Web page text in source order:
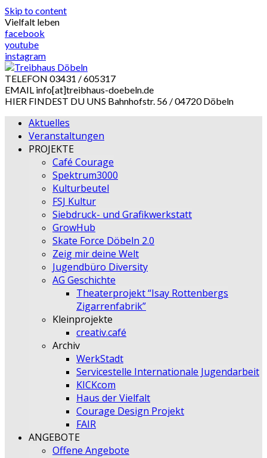
Skip to content
Vielfalt leben
facebook
youtube
instagram
TELEFON 03431 / 605317
EMAIL info[at]treibhaus-doebeln.de
HIER FINDEST DU UNS Bahnhofstr. 56 / 04720 Döbeln
Aktuelles
Veranstaltungen
PROJEKTE
Café Courage
Spektrum3000
Kulturbeutel
FSJ Kultur
Siebdruck- und Grafikwerkstatt
GrowHub
Skate Force Döbeln 2.0
Zeig mir deine Welt
Jugendbüro Diversity
AG Geschichte
Theaterprojekt “Isay Rottenbergs
Zigarrenfabrik”
Kleinprojekte
creativ.café
Archiv
WerkStadt
Servicestelle Internationale Jugendarbeit
KICKcom
Haus der Vielfalt
Courage Design Projekt
FAIR
ANGEBOTE
Offene Angebote